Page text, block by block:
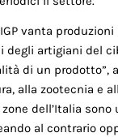
vanta produzioni
degli artigiani del
di un prodotto”,
alla zootecnia e
dell’Italia
al contrario